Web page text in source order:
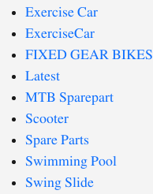
Exercise Car
ExerciseCar
FIXED GEAR BIKES
Latest
MTB Sparepart
Scooter
Spare Parts
Swimming Pool
Swing Slide